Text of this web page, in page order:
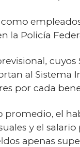
la Policía
al
por cada
promedio, el
y el
apenas